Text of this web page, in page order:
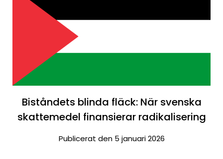
Biståndets blinda fläck: När svenska
skattemedel finansierar radikalisering
Publicerat den 5 januari 2026